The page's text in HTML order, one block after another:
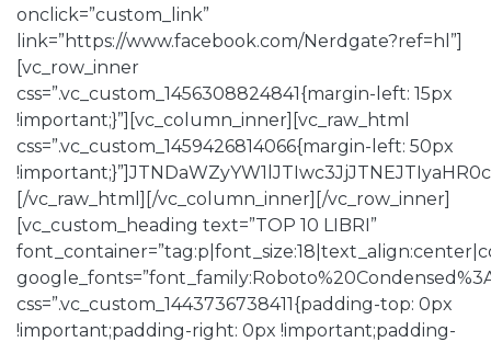
onclick=”custom_link”
link=”https://www.facebook.com/Nerdgate?ref=hl”]
[vc_row_inner
css=”.vc_custom_1456308824841{margin-left: 15px
!important;}”][vc_column_inner][vc_raw_html
css=”.vc_custom_1459426814066{margin-left: 50px
[/vc_raw_html][/vc_column_inner][/vc_row_inner]
[vc_custom_heading text=”TOP 10 LIBRI”
css=”.vc_custom_1443736738411{padding-top: 0px
!important;padding-right: 0px !important;padding-